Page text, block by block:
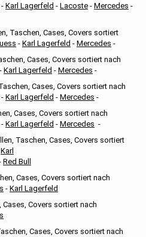
- Karl Lagerfeld - Lacoste - Mercedes -
Taschen, Cases, Covers sortiert
- Karl Lagerfeld - Mercedes -
Cases, Covers sortiert nach
- Karl Lagerfeld - Mercedes -
Cases, Covers sortiert nach
- Karl Lagerfeld - Mercedes -
Cases, Covers sortiert nach
- Karl Lagerfeld - Mercedes -
Taschen, Cases, Covers sortiert
Karl
Red Bull
Cases, Covers sortiert nach
- Karl Lagerfeld
Cases, Covers sortiert nach
Cases, Covers sortiert nach